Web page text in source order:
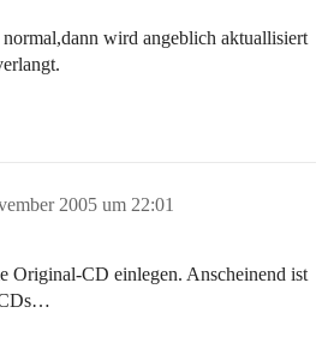
wird angeblich aktuallisiert
2005 um 22:01
Original-CD einlegen. Anscheinend ist
CDs…